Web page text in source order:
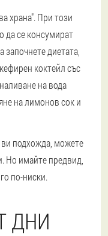
храна". При този
да се консумират
диетата,
коктейл със
на вода
на лимонов сок и
ви подхожда, можете
Но имайте предвид,
по-ниски.
ДНИ